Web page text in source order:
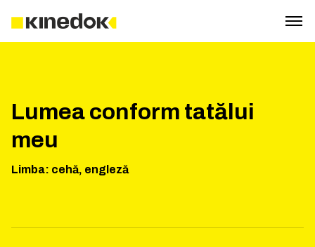
Lumea conform tatălui
meu
Limba: cehă, engleză